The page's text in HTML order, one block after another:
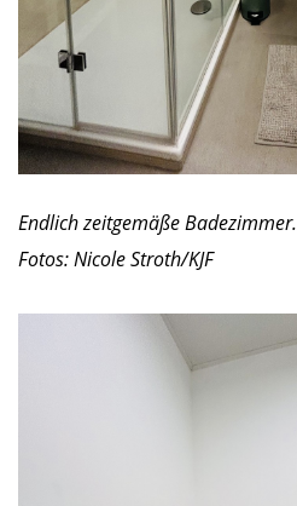
Endlich zeitgemäße Badezimmer.
Fotos: Nicole Stroth/KJF